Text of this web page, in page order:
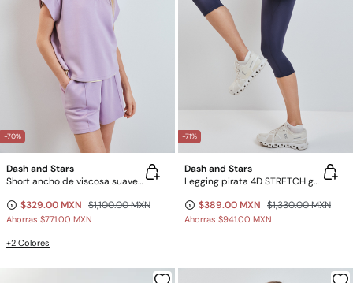
-70%
Dash and Stars
Short ancho de viscosa suave rosa
$329.00 MXN $1,100.00 MXN
Ahorras $771.00 MXN
+2 Colores
-71%
Dash and Stars
Legging pirata 4D STRETCH gris
$389.00 MXN $1,330.00 MXN
Ahorras $941.00 MXN